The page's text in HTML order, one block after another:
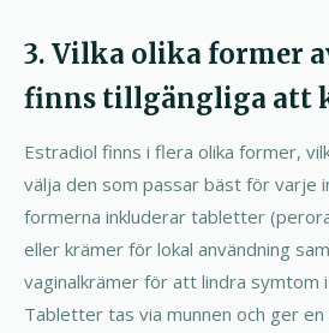
3. Vilka olika former
finns tillgängliga att
Estradiol finns i flera olika former,
välja den som passar bäst för varje
formerna inkluderar tabletter
eller krämer för lokal användning
vaginalkrämer för att lindra symtom
Tabletter tas via munnen och ger